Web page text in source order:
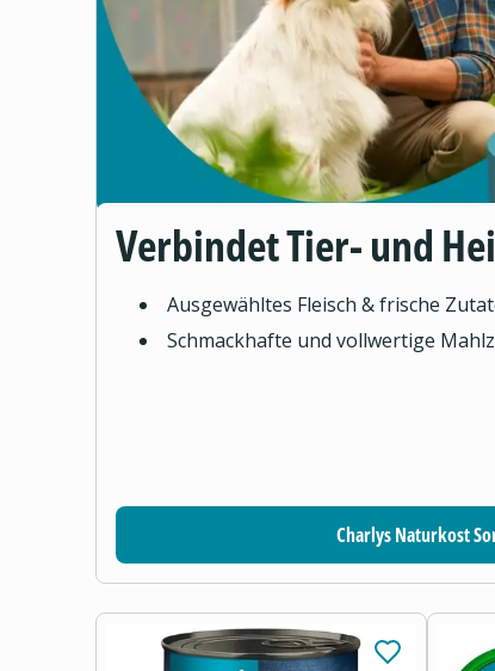
Verbindet Tier- und
Ausgewähltes Fleisch & frische
Schmackhafte und vollwertige
Charlys Naturkost